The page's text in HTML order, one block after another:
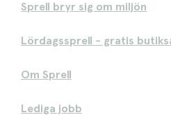
Sprell bryr sig om miljön
Lördagssprell - gratis
Om Sprell
Lediga jobb